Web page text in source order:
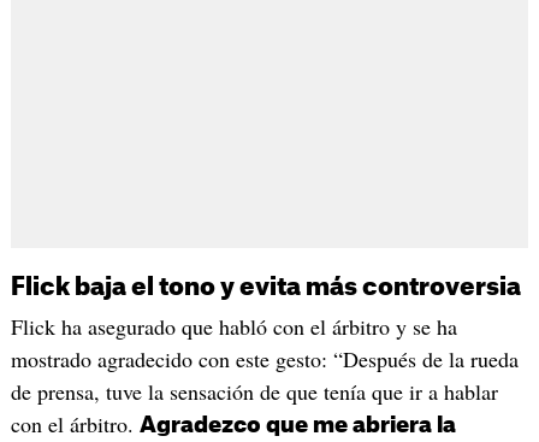
Flick baja el tono y evita más controversia
Flick ha asegurado que habló con el árbitro y se ha
mostrado agradecido con este gesto: “Después de la rueda
de prensa, tuve la sensación de que tenía que ir a hablar
con el árbitro. Agradezco que me abriera la